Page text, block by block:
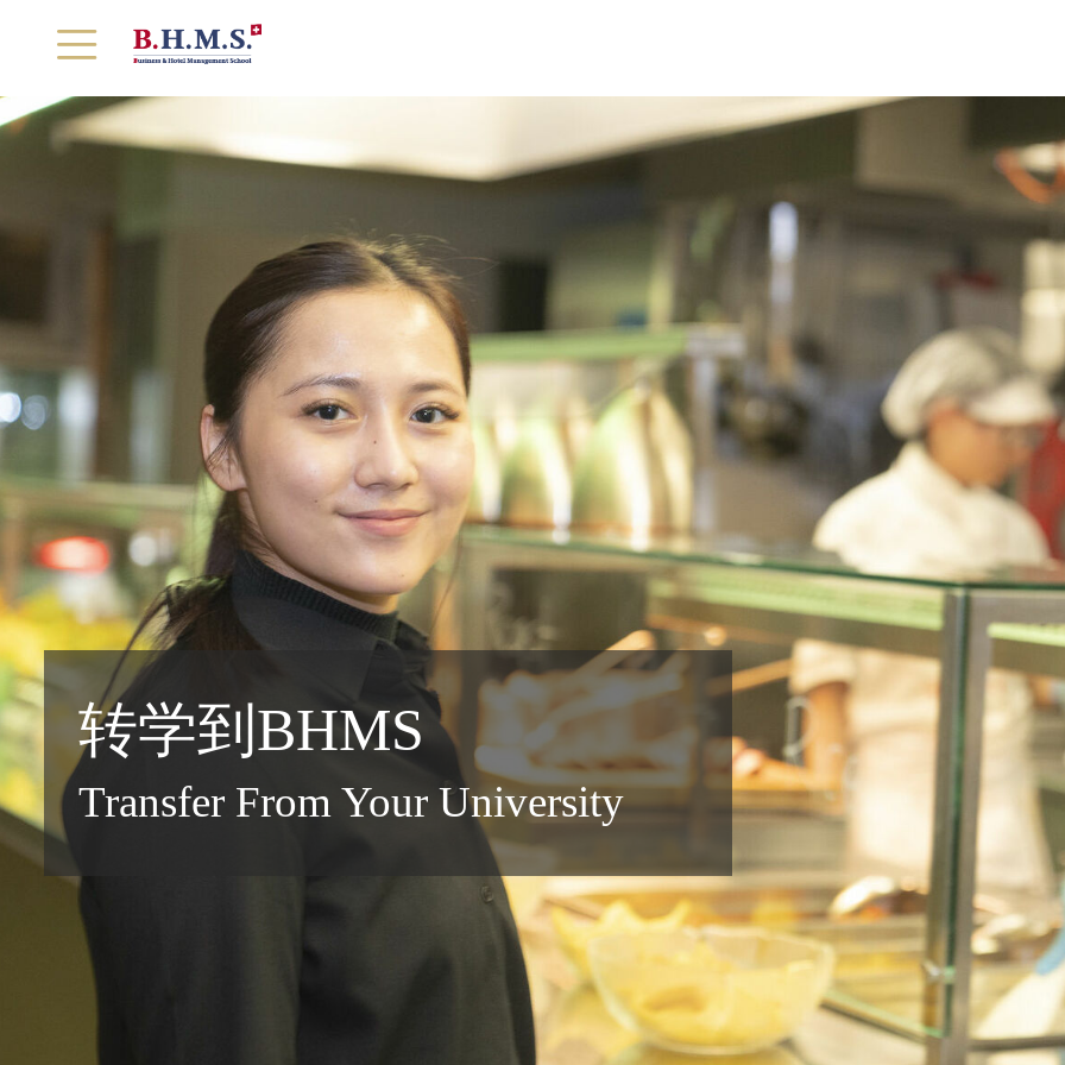
转学到BHMS
Transfer From Your University
首页
学校概况
入学指南
精彩校园
学校新闻
联系我们